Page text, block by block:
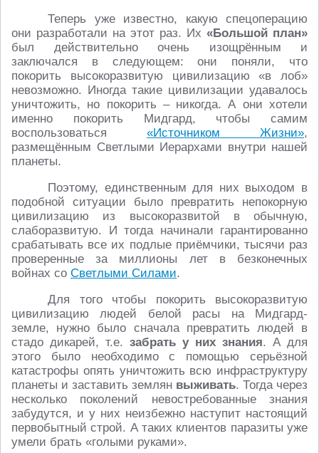
Теперь уже известно, какую спецоперацию
они разработали на этот раз. Их «Большой план»
был действительно очень изощрённым и
заключался в следующем: они поняли, что
покорить высокоразвитую цивилизацию «в лоб»
невозможно. Иногда такие цивилизации удавалось
уничтожить, но покорить – никогда. А они хотели
именно покорить Мидгард, чтобы самим
воспользоваться «Источником Жизни»,
размещённым Светлыми Иерархами внутри нашей
планеты.
Поэтому, единственным для них выходом в
подобной ситуации было превратить непокорную
цивилизацию из высокоразвитой в обычную,
слаборазвитую. И тогда начинали гарантированно
срабатывать все их подлые приёмчики, тысячи раз
проверенные за миллионы лет в безконечных
войнах со Светлыми Силами.
Для того чтобы покорить высокоразвитую
цивилизацию людей белой расы на Мидгард-
земле, нужно было сначала превратить людей в
стадо дикарей, т.е. забрать у них знания. А для
этого было необходимо с помощью серьёзной
катастрофы опять уничтожить всю инфраструктуру
планеты и заставить землян выживать. Тогда через
несколько поколений невостребованные знания
забудутся, и у них неизбежно наступит настоящий
первобытный строй. А таких клиентов паразиты уже
умели брать «голыми руками».